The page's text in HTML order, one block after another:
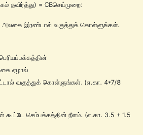
தவிர்த்து) = CBசெய்முறை:
அலகை இரண்டால் வகுத்துக் கொள்ளுங்கள்.
ஏழால்
வகுத்துக் கொள்ளுங்கள். (எ.கா. 4*7/8
கூட்டே செம்பக்கத்தின் நீளம். (எ.கா. 3.5 + 1.5